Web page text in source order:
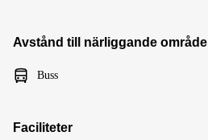
Avstånd till närliggande område
Buss
Faciliteter